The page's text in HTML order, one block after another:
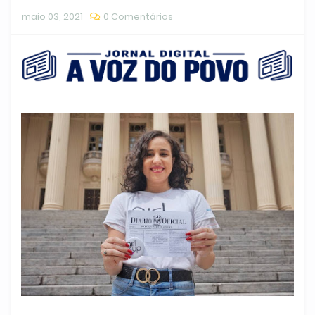
maio 03, 2021 0 Comentários